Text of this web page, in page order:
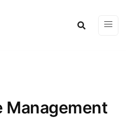
Management